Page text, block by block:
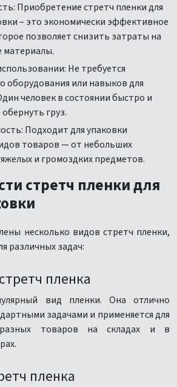
Приобретение стретч пленки для
– это экономически эффективное
позволяет снизить затраты на
материалы.
Не требуется
оборудования или навыков для
человек в состоянии быстро и
груз.
Подходит для упаковки
товаров — от небольших
и громоздких предметов.
стретч пленки для
несколько видов стретч пленки,
различных задач:
пленка
вид пленки. Она отлично
задачами и применяется для
товаров на складах и в
пленка